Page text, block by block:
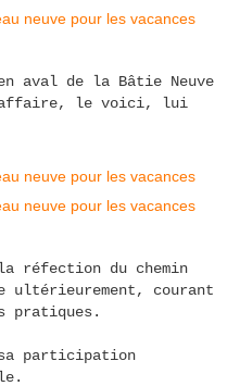
aval de la Bâtie Neuve
le voici, lui
réfection du chemin
ultérieurement, courant
pratiques.
participation